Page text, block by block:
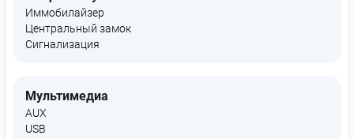
Иммобилайзер
Центральный замок
Сигнализация
Мультимедиа
AUX
USB